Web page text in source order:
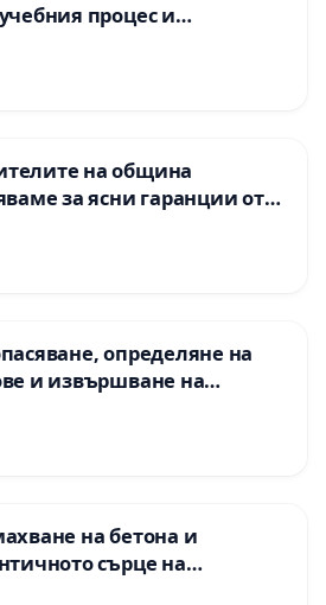
процес и
на равнопоставено
на учениците от
I“ и Хуманитарна
на община
за ясни гаранции от
и от държавата, че ще се
екологични норми!
определяне на
и извършване на
на
път между пътен възел АМ
- с. Мирово - к.к.
на бетона и
сърце на
във Враца